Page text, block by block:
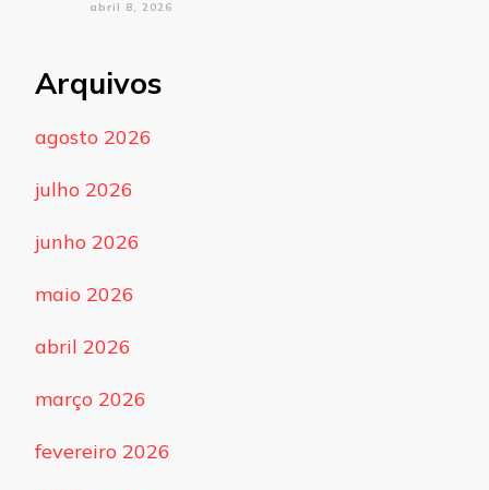
abril 8, 2026
Arquivos
agosto 2026
julho 2026
junho 2026
maio 2026
abril 2026
março 2026
fevereiro 2026